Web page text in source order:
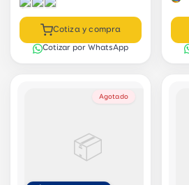
Cotiza y compra
Cotizar por WhatsApp
📦
Agotado